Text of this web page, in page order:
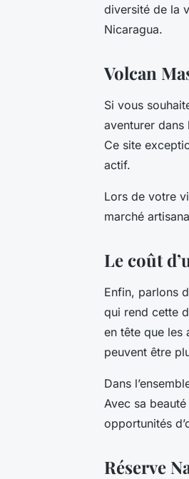
diversité de la
Nicaragua.
Volcan
Si vous
aventurer
Ce site
actif.
Lors de votre
marché
Le coût
Enfin, parlons
qui rend cette
en tête que les
peuvent être
Dans
Avec sa
opportunités
Réserve